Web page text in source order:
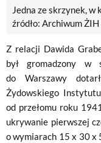
Jedna ze skrzynek,
źródło: Archiwum ŻIH
Z relacji Dawida
był gromadzony w
do Warszawy
Żydowskiego
od przełomu roku
ukrywanie pierwszej
o wymiarach 15 x 30 x